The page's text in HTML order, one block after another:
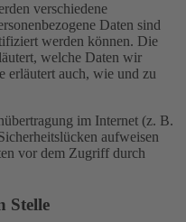
verschiedene
Daten sind
werden können. Die
welche Daten wir
erläutert auch, wie und zu
im Internet (z. B.
aufweisen
vor dem Zugriff durch
Stelle